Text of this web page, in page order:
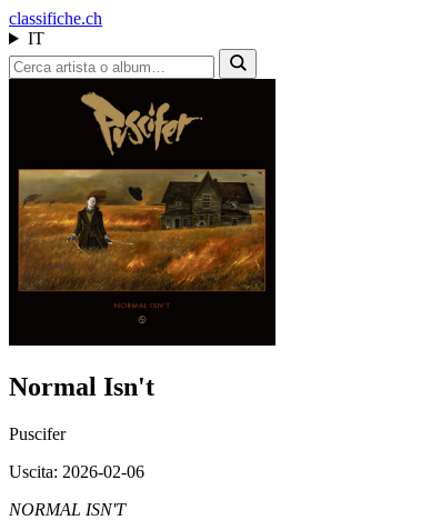
classifiche.ch
IT
Normal Isn't
Puscifer
Uscita: 2026-02-06
NORMAL ISN'T